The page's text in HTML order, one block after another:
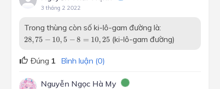
3 tháng 2 2022
Trong thùng còn số ki-lô-gam đường là:
28,75 − 10, 5 − 8 = 10,25
28 75 10, 5− = 10 ,25 (ki-lô-gam đường)
Đúng 1 Bình luận (0)
Nguyễn Ngọc Hà My